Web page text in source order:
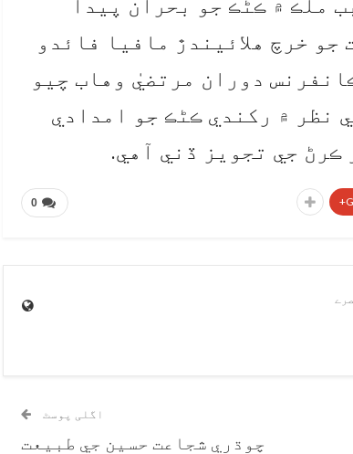
ملڪ ۾ ڪڻڪ جو بحران پيدا
خرچ هلائيندڙ مافيا فائدو
دوران مرتضيٰ وهاب چيو
نظر ۾ رکندي ڪڻڪ جو امدادي
0
اگلی پوسٹ
چوڌري شجاعت حسين جي طبيعت